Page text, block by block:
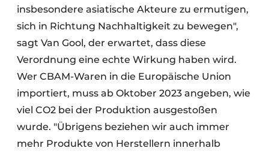
insbesondere asiatische Akteure zu ermutigen,
sich in Richtung Nachhaltigkeit zu bewegen",
sagt Van Gool, der erwartet, dass diese
Verordnung eine echte Wirkung haben wird.
Wer CBAM-Waren in die Europäische Union
importiert, muss ab Oktober 2023 angeben, wie
viel CO2 bei der Produktion ausgestoßen
wurde. "Übrigens beziehen wir auch immer
mehr Produkte von Herstellern innerhalb